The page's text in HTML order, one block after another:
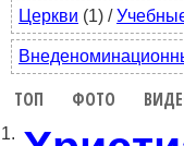
Церкви (1) /
ТОП ФОТО
1.